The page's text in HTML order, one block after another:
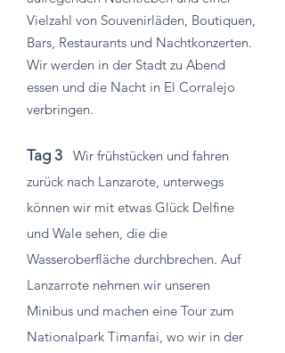
Vielzahl von Souvenirläden, Boutiquen,
Bars, Restaurants und Nachtkonzerten.
Wir werden in der Stadt zu Abend
essen und die Nacht in El Corralejo
verbringen.
Tag 3
Wir frühstücken und fahren
zurück nach Lanzarote, unterwegs
können wir mit etwas Glück Delfine
und Wale sehen, die die
Wasseroberfläche durchbrechen. Auf
Lanzarrote nehmen wir unseren
Minibus und machen eine Tour zum
Nationalpark Timanfai, wo wir in der